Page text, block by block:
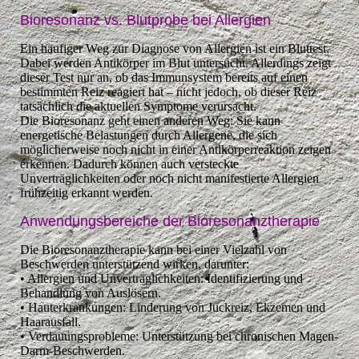
Bioresonanz vs. Blutprobe bei Allergien
Ein häufiger Weg zur Diagnose von Allergien ist ein Bluttest.
Dabei werden Antikörper im Blut untersucht. Allerdings zeigt
dieser Test nur an, ob das Immunsystem bereits auf einen
bestimmten Reiz reagiert hat – nicht jedoch, ob dieser Reiz
tatsächlich die aktuellen Symptome verursacht.
Die Bioresonanz geht einen anderen Weg: Sie kann
energetische Belastungen durch Allergene, die sich
möglicherweise noch nicht in einer Antikörperreaktion zeigen
erkennen. Dadurch können auch versteckte
Unverträglichkeiten oder noch nicht manifestierte Allergien
frühzeitig erkannt werden.
Anwendungsbereiche der Bioresonanztherapie
Die Bioresonanztherapie kann bei einer Vielzahl von
Beschwerden unterstützend wirken, darunter:
• Allergien und Unverträglichkeiten: Identifizierung und
Behandlung von Auslösern.
• Hauterkrankungen: Linderung von Juckreiz, Ekzemen und
Haarausfall.
• Verdauungsprobleme: Unterstützung bei chronischen Magen-
Darm-Beschwerden.